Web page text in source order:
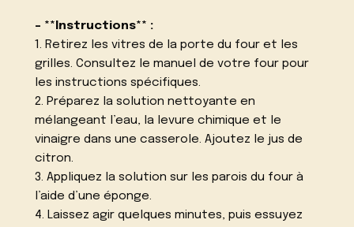
– **Instructions** :
1. Retirez les vitres de la porte du four et les
grilles. Consultez le manuel de votre four pour
les instructions spécifiques.
2. Préparez la solution nettoyante en
mélangeant l’eau, la levure chimique et le
vinaigre dans une casserole. Ajoutez le jus de
citron.
3. Appliquez la solution sur les parois du four à
l’aide d’une éponge.
4. Laissez agir quelques minutes, puis essuyez